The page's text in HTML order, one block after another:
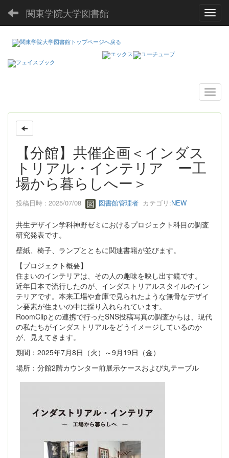
関東学院大学図書館
【分館】共催企画＜インダス
トリアル・インテリア ー工
場から暮らしへー＞
投稿日時 : 2025/07/08 図書館管理者 カテゴリ:NEW
共生デザイン学科神野ゼミにおけるプロジェクト科目の調査
研究発表です。
壁紙、椅子、ランプとともに関連書籍が並びます。
【プロジェクト概要】
住まいのインテリアは、その人の趣味を映し出す鏡です。
近年日本で流行したのが、インダストリアルスタイルのイン
テリアです。本来工場や倉庫で見られたような無骨なデザイ
ン要素が住まいの中に採り入れられています。
RoomClipとの連携で行ったSNS投稿写真の調査からは、現代
の私たちがインダストリアルをどうイメージしているのか
が、見えてきます。
期間：2025年7月8日（火）～9月19日（金）
場所：分館2階カウンター前展示ケースおよび丸テーブル